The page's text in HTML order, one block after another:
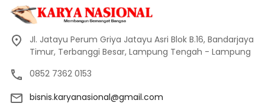
Jl. Jatayu Perum Griya Jatayu Asri Blok B.16, Bandarjaya
Timur, Terbanggi Besar, Lampung Tengah - Lampung
0852 7362 0153
bisnis.karyanasional@gmail.com